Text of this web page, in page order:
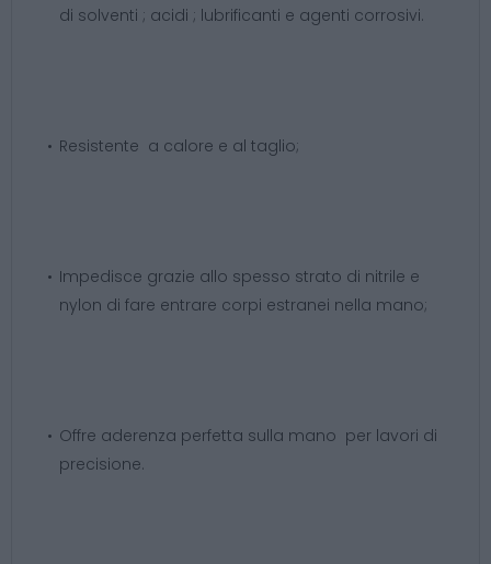
di solventi ; acidi ; lubrificanti e agenti corrosivi.
Resistente a calore e al taglio;
Impedisce grazie allo spesso strato di nitrile e
nylon di fare entrare corpi estranei nella mano;
Offre aderenza perfetta sulla mano per lavori di
precisione.